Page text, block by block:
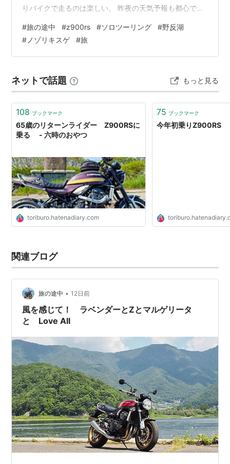
りバイクで走るのは楽しい。 昨夜の天気予報も都心では
07:00前には練馬ICを抜けて標高1,500mをめざした。そ
れでも渋川ICを降りるとインジケーターの気温計は30°を
表示し、謎の上信道を細切れに走って八ッ場ダムで一息
カンバに変化したと気付いてから程なく、おそらくは中
央分水嶺のなだ…
#旅の途中 #z900rs #ソロツーリング #野反湖
# ノゾリキスゲ #旅
ネットで話題 もっと見る
108 ブックマーク
65歳のリターンライダー Z900RSに
乗る - 六時のおやつ
toriburo.hatenadiary.com
75 ブックマーク
今年初乗りZ900RS
関連ブログ
旅の途中 • 12日前
風を感じて！ ラベンダーとZとマルゲリータ
と Love All